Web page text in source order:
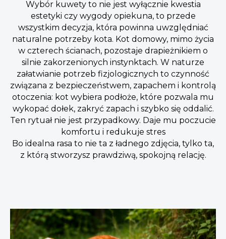
Wybór kuwety to nie jest wyłącznie kwestia
estetyki czy wygody opiekuna, to przede
wszystkim decyzja, która powinna uwzględniać
naturalne potrzeby kota. Kot domowy, mimo życia
w czterech ścianach, pozostaje drapieżnikiem o
silnie zakorzenionych instynktach. W naturze
załatwianie potrzeb fizjologicznych to czynność
związana z bezpieczeństwem, zapachem i kontrolą
otoczenia: kot wybiera podłoże, które pozwala mu
wykopać dołek, zakryć zapach i szybko się oddalić.
Ten rytuał nie jest przypadkowy. Daje mu poczucie
komfortu i redukuje stres
Bo idealna rasa to nie ta z ładnego zdjęcia, tylko ta,
z którą stworzysz prawdziwą, spokojną relację.